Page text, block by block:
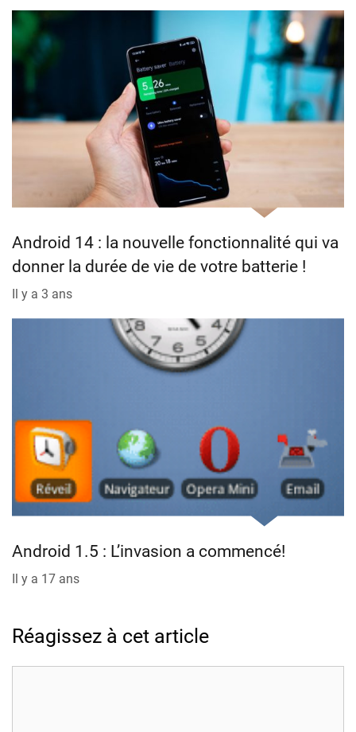
Android 14 : la nouvelle fonctionnalité qui va
donner la durée de vie de votre batterie !
Il y a 3 ans
Android 1.5 : L’invasion a commencé!
Il y a 17 ans
Réagissez à cet article